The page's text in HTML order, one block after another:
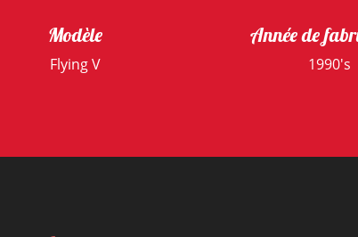
Modèle
Flying V
Année de
1990's